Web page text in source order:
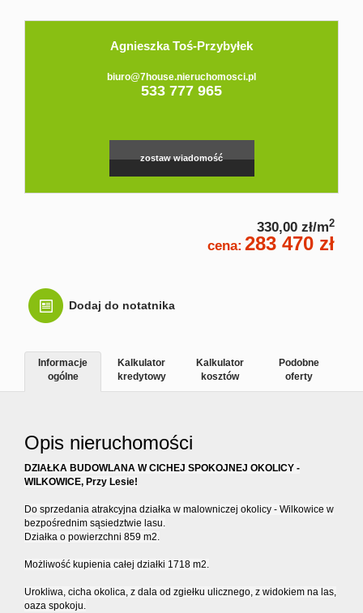
Obiekty
Kontakt
Agnieszka Toś-Przybyłek
biuro@7house.nieruchomosci.pl
533 777 965
zostaw wiadomość
330,00 zł/m2
cena: 283 470 zł
Dodaj do notatnika
Informacje
ogólne
Kalkulator
kredytowy
Kalkulator
kosztów
Podobne
oferty
Opis nieruchomości
DZIAŁKA BUDOWLANA W CICHEJ SPOKOJNEJ OKOLICY -
WILKOWICE, Przy Lesie!
Do sprzedania atrakcyjna działka w malowniczej okolicy - Wilkowice w
bezpośrednim sąsiedztwie lasu.
Działka o powierzchni 859 m2.
Możliwość kupienia całej działki 1718 m2.
Urokliwa, cicha okolica, z dala od zgiełku ulicznego, z widokiem na las,
oaza spokoju.